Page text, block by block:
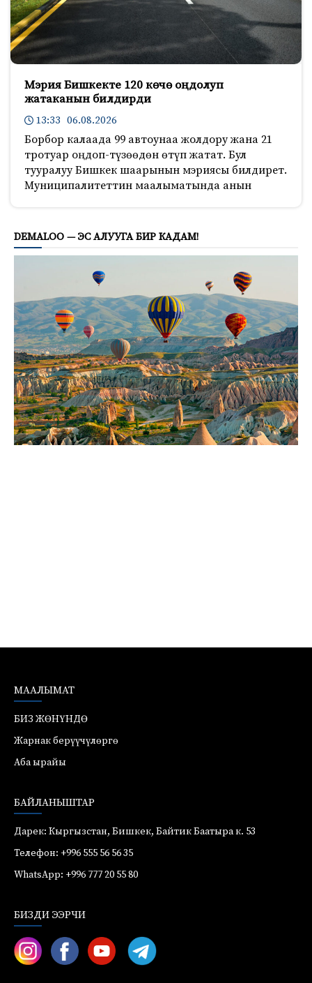
Мэрия Бишкекте 120 көчө оңдолуп
жатаканын билдирди
13:33 06.08.2026
Борбор калаада 99 автоунаа жолдору жана 21
тротуар оңдоп-түзөөдөн өтүп жатат. Бул
тууралуу Бишкек шаарынын мэриясы билдирет.
Муниципалитеттин маалыматында анын
DEMALOO — ЭС АЛУУГА БИР КАДАМ!
МААЛЫМАТ
БИЗ ЖӨНҮНДӨ
Жарнак берүүчүлөргө
Аба ырайы
БАЙЛАНЫШТАР
Дарек: Кыргызстан, Бишкек, Байтик Баатыра к. 53
Телефон: +996 555 56 56 35
WhatsApp: +996 777 20 55 80
БИЗДИ ЭЭРЧИ